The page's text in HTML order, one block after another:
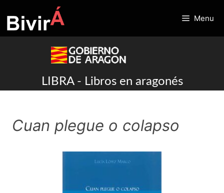
to
content
Menu
LIBRA - Libros en aragonés
Cuan plegue o colapso